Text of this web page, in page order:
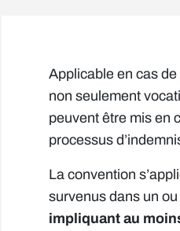
Applicable en cas
non seulement
peuvent être mis en
processus
La convention
survenus dans un
impliquant au